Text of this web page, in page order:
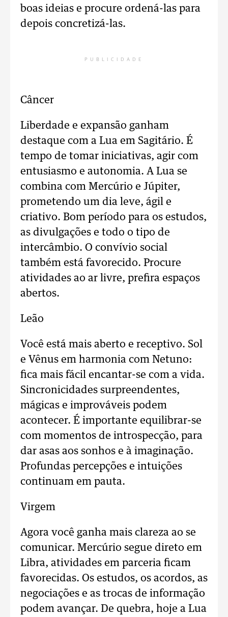
boas ideias e procure ordená-las para
depois concretizá-las.
PUBLICIDADE
Câncer
Liberdade e expansão ganham
destaque com a Lua em Sagitário. É
tempo de tomar iniciativas, agir com
entusiasmo e autonomia. A Lua se
combina com Mercúrio e Júpiter,
prometendo um dia leve, ágil e
criativo. Bom período para os estudos,
as divulgações e todo o tipo de
intercâmbio. O convívio social
também está favorecido. Procure
atividades ao ar livre, prefira espaços
abertos.
Leão
Você está mais aberto e receptivo. Sol
e Vênus em harmonia com Netuno:
fica mais fácil encantar-se com a vida.
Sincronicidades surpreendentes,
mágicas e improváveis podem
acontecer. É importante equilibrar-se
com momentos de introspecção, para
dar asas aos sonhos e à imaginação.
Profundas percepções e intuições
continuam em pauta.
Virgem
Agora você ganha mais clareza ao se
comunicar. Mercúrio segue direto em
Libra, atividades em parceria ficam
favorecidas. Os estudos, os acordos, as
negociações e as trocas de informação
podem avançar. De quebra, hoje a Lua